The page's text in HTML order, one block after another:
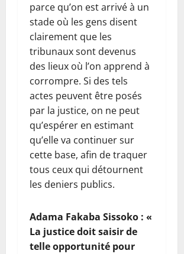
parce qu’on est arrivé à un
stade où les gens disent
clairement que les
tribunaux sont devenus
des lieux où l’on apprend à
corrompre. Si des tels
actes peuvent être posés
par la justice, on ne peut
qu’espérer en estimant
qu’elle va continuer sur
cette base, afin de traquer
tous ceux qui détournent
les deniers publics.
Adama Fakaba Sissoko : «
La justice doit saisir de
telle opportunité pour